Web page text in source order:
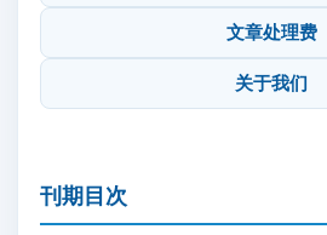
文章处理费
关于我们
刊期目次